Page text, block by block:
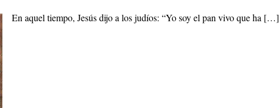
En aquel tiempo, Jesús dijo a los judíos: “Yo soy el pan vivo que ha […]